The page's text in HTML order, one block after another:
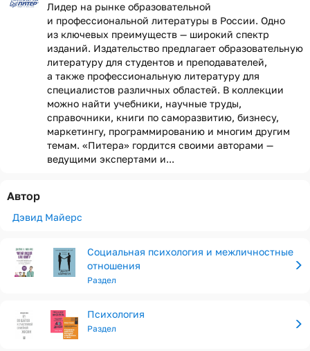
Лидер на рынке образовательной
и профессиональной литературы в России. Одно
из ключевых преимуществ — широкий спектр
изданий. Издательство предлагает образовательную
литературу для студентов и преподавателей,
а также профессиональную литературу для
специалистов различных областей. В коллекции
можно найти учебники, научные труды,
справочники, книги по саморазвитию, бизнесу,
маркетингу, программированию и многим другим
темам. «Питера» гордится своими авторами —
ведущими экспертами и...
Автор
Дэвид Майерс
Социальная психология и межличностные
отношения
Раздел
Психология
Раздел